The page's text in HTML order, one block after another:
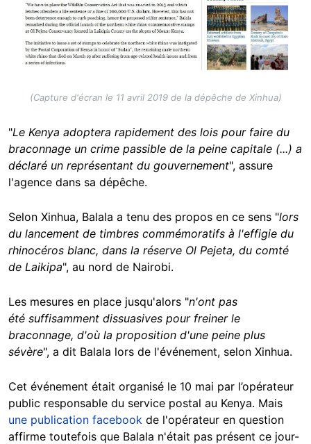
(Capture d'écran le 11 avril 2019 de la dépêche de Xinhua)
"Le Kenya adoptera rapidement des lois pour faire du
braconnage un crime passible de la peine capitale (...) a
déclaré un représentant du gouvernement", assure
l'agence dans sa dépêche.
Selon Xinhua, Balala a tenu des propos en ce sens "lors
du lancement de timbres commémoratifs à l'effigie du
rhinocéros blanc, dans la réserve Ol Pejeta, du comté
de Laikipa", au nord de Nairobi.
Les mesures en place jusqu'alors "n'ont pas
été suffisamment dissuasives pour freiner le
braconnage, d'où la proposition d'une peine plus
sévère", a dit Balala lors de l'événement, selon Xinhua.
Cet événement était organisé le 10 mai par l’opérateur
public responsable du service postal au Kenya. Mais
une publication facebook de l'opérateur en question
affirme toutefois que Balala n'était pas présent ce jour-